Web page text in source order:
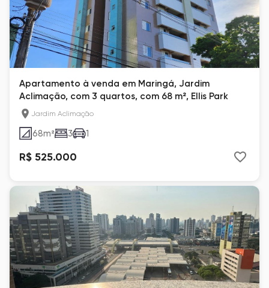
Apartamento à venda em Maringá, Jardim
Aclimação, com 3 quartos, com 68 m², Ellis Park
Jardim Aclimação
68m² 3 1
R$ 525.000